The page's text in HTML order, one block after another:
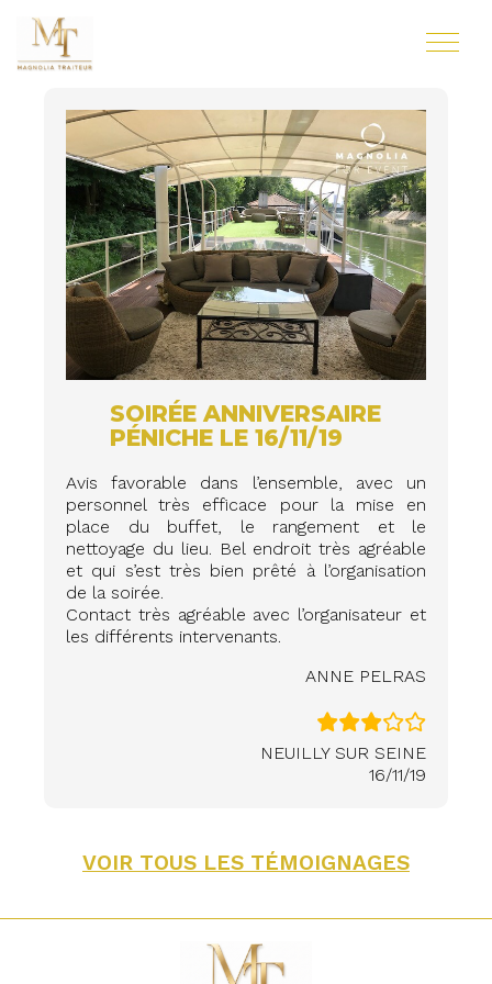
SOIRÉE ANNIVERSAIRE
PÉNICHE LE 16/11/19
Avis favorable dans l’ensemble, avec un
personnel très efficace pour la mise en
place du buffet, le rangement et le
nettoyage du lieu. Bel endroit très agréable
et qui s’est très bien prêté à l’organisation
de la soirée.
Contact très agréable avec l’organisateur et
les différents intervenants.
ANNE PELRAS
NEUILLY SUR SEINE
16/11/19
VOIR TOUS LES TÉMOIGNAGES